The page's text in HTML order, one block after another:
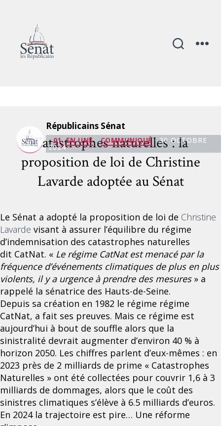
Mois :
Catégories
Républicains Sénat
01. EN UNE COMMUNIQUÉ· 30 OCTOBRE
2024
Catastrophes naturelles : la
proposition de loi de Christine
Lavarde adoptée au Sénat
Le Sénat a adopté la proposition de loi de Christine
Lavarde visant à assurer l’équilibre du régime
d’indemnisation des catastrophes naturelles
dit CatNat. « Le régime CatNat est menacé par la
fréquence d’événements climatiques de plus en plus
violents, il y a urgence à prendre des mesures» a
rappelé la sénatrice des Hauts-de-Seine.
Depuis sa création en 1982 le régime régime
CatNat, a fait ses preuves. Mais ce régime est
aujourd’hui à bout de souffle alors que la
sinistralité devrait augmenter d’environ 40 % à
horizon 2050. Les chiffres parlent d’eux-mêmes : en
2023 près de 2 milliards de prime « Catastrophes
Naturelles » ont été collectées pour couvrir 1,6 à 3
milliards de dommages, alors que le coût des
sinistres climatiques s’élève à 6.5 milliards d’euros.
En 2024 la trajectoire est pire… Une réforme